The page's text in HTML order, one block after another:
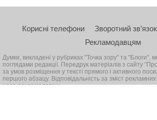
Корисні телефони Зворотний зв’язок
Рекламодавцям
Думки, викладені у рубриках "Точка зору" та "Блоги",
поглядами редакції. Передрук матеріалів з сайту
за умов розміщення у тексті прямого і активного
першого абзацу. Відповідальність за зміст
несе рекламодавець